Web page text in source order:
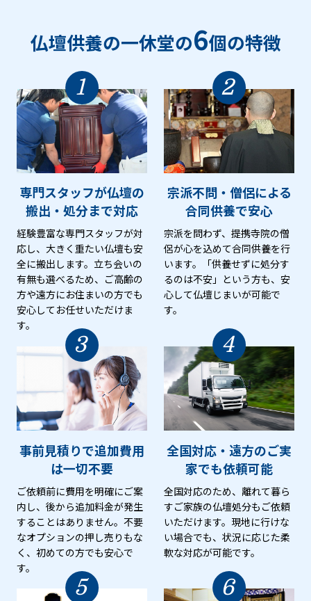
仏壇供養の一休堂の6個の特徴
1
専門スタッフが仏壇の
搬出・処分まで対応
経験豊富な専門スタッフが対
応し、大きく重たい仏壇も安
全に搬出します。立ち会いの
有無も選べるため、ご高齢の
方や遠方にお住まいの方でも
安心してお任せいただけま
す。
2
宗派不問・僧侶による
合同供養で安心
宗派を問わず、提携寺院の僧
侶が心を込めて合同供養を行
います。「供養せずに処分す
るのは不安」という方も、安
心して仏壇じまいが可能で
す。
3
事前見積りで追加費用
は一切不要
ご依頼前に費用を明確にご案
内し、後から追加料金が発生
することはありません。不要
なオプションの押し売りもな
く、初めての方でも安心で
す。
4
全国対応・遠方のご実
家でも依頼可能
全国対応のため、離れて暮ら
すご家族の仏壇処分もご依頼
いただけます。現地に行けな
い場合でも、状況に応じた柔
軟な対応が可能です。
5 6